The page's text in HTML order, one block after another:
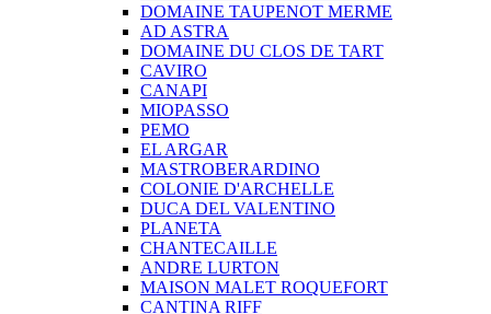
DOMAINE TAUPENOT MERME
AD ASTRA
DOMAINE DU CLOS DE TART
CAVIRO
CANAPI
MIOPASSO
PEMO
EL ARGAR
MASTROBERARDINO
COLONIE D'ARCHELLE
DUCA DEL VALENTINO
PLANETA
CHANTECAILLE
ANDRE LURTON
MAISON MALET ROQUEFORT
CANTINA RIFF